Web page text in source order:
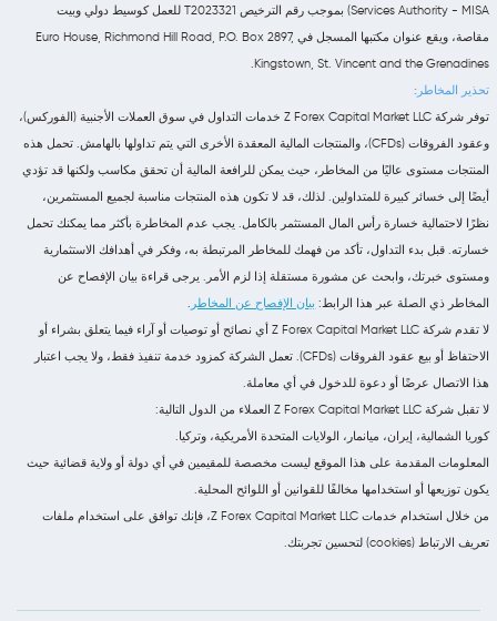
Services Authority - MISA) بموجب رقم الترخيص T2023321 للعمل كوسيط دولي وبيت
مقاصة، ويقع عنوان مكتبها المسجل في Euro House, Richmond Hill Road, P.O. Box 2897,
Kingstown, St. Vincent and the Grenadines.
تحذير المخاطر:
توفر شركة Z Forex Capital Market LLC خدمات التداول في سوق العملات الأجنبية (الفوركس)،
وعقود الفروقات (CFDs)، والمنتجات المالية المعقدة الأخرى التي يتم تداولها بالهامش. تحمل هذه
المنتجات مستوى عاليًا من المخاطر، حيث يمكن للرافعة المالية أن تحقق مكاسب ولكنها قد تؤدي
أيضًا إلى خسائر كبيرة للمتداولين. لذلك، قد لا تكون هذه المنتجات مناسبة لجميع المستثمرين،
نظرًا لاحتمالية خسارة رأس المال المستثمر بالكامل. يجب عدم المخاطرة بأكثر مما يمكنك تحمل
خسارته. قبل بدء التداول، تأكد من فهمك للمخاطر المرتبطة به، وفكر في أهدافك الاستثمارية
ومستوى خبرتك، وابحث عن مشورة مستقلة إذا لزم الأمر. يرجى قراءة بيان الإفصاح عن
المخاطر ذي الصلة عبر هذا الرابط: بيان الإفصاح عن المخاطر .
لا تقدم شركة Z Forex Capital Market LLC أي نصائح أو توصيات أو آراء فيما يتعلق بشراء أو
الاحتفاظ أو بيع عقود الفروقات (CFDs). تعمل الشركة كمزود خدمة تنفيذ فقط، ولا يجب اعتبار
هذا الاتصال عرضًا أو دعوة للدخول في أي معاملة.
لا تقبل شركة Z Forex Capital Market LLC العملاء من الدول التالية:
كوريا الشمالية، إيران، ميانمار، الولايات المتحدة الأمريكية، وتركيا.
المعلومات المقدمة على هذا الموقع ليست مخصصة للمقيمين في أي دولة أو ولاية قضائية حيث
يكون توزيعها أو استخدامها مخالفًا للقوانين أو اللوائح المحلية.
من خلال استخدام خدمات Z Forex Capital Market LLC، فإنك توافق على استخدام ملفات
تعريف الارتباط (cookies) لتحسين تجربتك.